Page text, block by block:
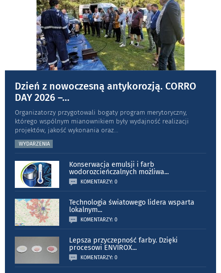
Dzień z nowoczesną antykorozją. CORRO
DAY 2026 –...
Organizatorzy przygotowali bogaty program merytoryczny,
którego wspólnym mianownikiem były wydajność realizacji
projektów, jakość wykonania oraz...
WYDARZENIA
Konserwacja emulsji i farb
wodorozcieńczalnych możliwa...
KOMENTARZY: 0
Technologia światowego lidera wsparta
lokalnym...
KOMENTARZY: 0
Lepsza przyczepność farby. Dzięki
procesowi ENVIROX...
KOMENTARZY: 0